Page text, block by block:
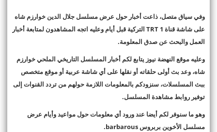
وفي سياق متصل، ذاعت أخبار حول عرض مسلسل جلال الدين خوارزم شاه
على شاشة قناة TRT 1 التركية قبل أيام وعليه اتجه المشاهدون لمتابعة أخبار
العمل والبحث عن صدق المعلومة.
وعليه موقع النهضة نيوز يتابع لكم أخبار المسلسل التاريخي الملحي خوارزم
شاه، وعد بث أولى حلقاته أو نقلها على أي شاشة عربية أو موقع متخصص
ببث المسلسلات، سنزودكم بالمعلومات اللازمة حولهم من تردد القنوات إلى
توفير روابط مشاهدة المسلسل.
وهو ما سنوفر لكم أيضا عند ورود أي معلومات حول مواعيد وأيام عرض
مسلسل الأخوين بربروس barbarous.